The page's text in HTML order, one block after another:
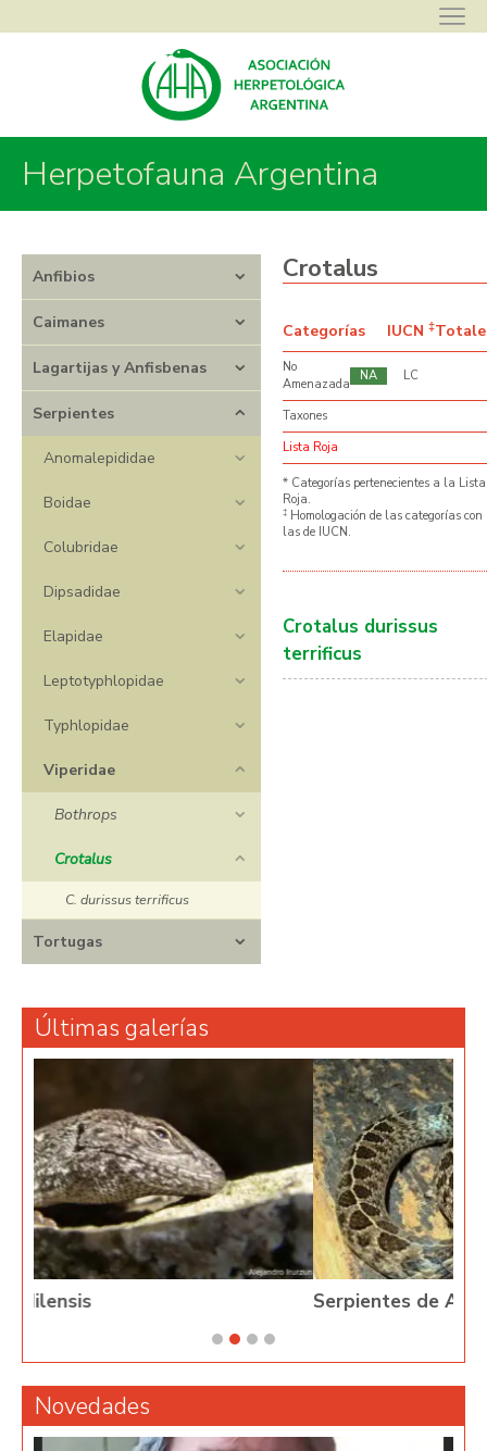
Asociación Herpetológica Argentina Herpetofauna Argentina
Serpientes >Viperidae>Crotalus
Herpetofauna Argentina
Anfibios
Caimanes
Lagartijas y Anfisbenas
Serpientes
Anomalepididae
Boidae
Colubridae
Dipsadidae
Elapidae
Leptotyphlopidae
Typhlopidae
Viperidae
Bothrops
Crotalus
C. durissus terrificus
Tortugas
Crotalus
Categorías IUCN ‡
No
Amenazada
NA LC
Taxones
Lista Roja
* Categorías pertenecientes a la Lista
Roja.
‡ Homologación de las categorías con
las de IUCN.
Crotalus durissus
terrificus
Últimas galerías
Serpientes de Argentina
Novedades